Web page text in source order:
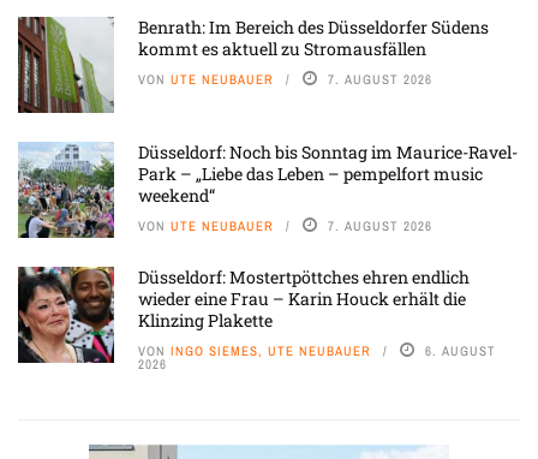
Benrath: Im Bereich des Düsseldorfer Südens
kommt es aktuell zu Stromausfällen
VON UTE NEUBAUER 7. AUGUST 2026
Düsseldorf: Noch bis Sonntag im Maurice-Ravel-
Park – „Liebe das Leben – pempelfort music
weekend“
VON UTE NEUBAUER 7. AUGUST 2026
Düsseldorf: Mostertpöttches ehren endlich
wieder eine Frau – Karin Houck erhält die
Klinzing Plakette
VON INGO SIEMES, UTE NEUBAUER 6. AUGUST
2026